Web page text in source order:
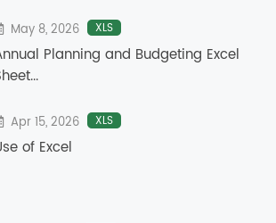
May 8, 2026 XLS
Planning and Budgeting Excel
Apr 15, 2026 XLS
of Excel